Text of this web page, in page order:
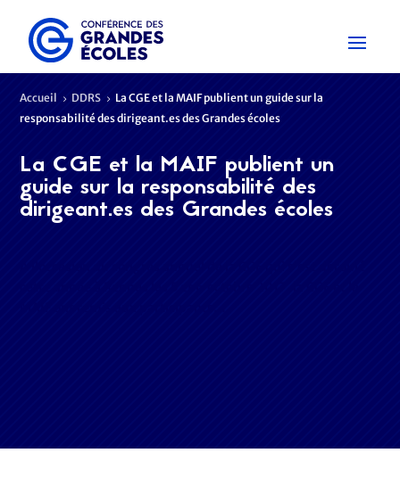
Accueil 5 DDRS 5 La CGE et la MAIF publient un guide sur la
responsabilité des dirigeant.es des Grandes écoles
La CGE et la MAIF publient un
guide sur la responsabilité des
dirigeant.es des Grandes écoles